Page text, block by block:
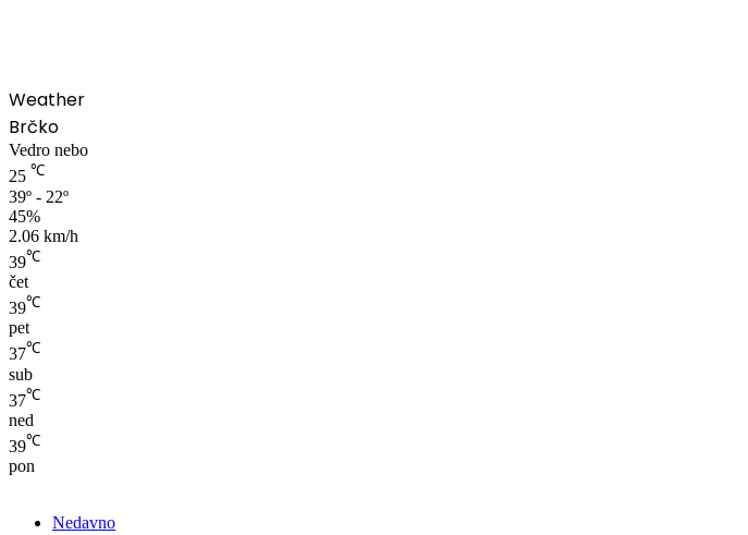
Weather
Brčko
Vedro nebo
25 ℃
39º - 22º
45%
2.06 km/h
39℃
čet
39℃
pet
37℃
sub
37℃
ned
39℃
pon
Nedavno